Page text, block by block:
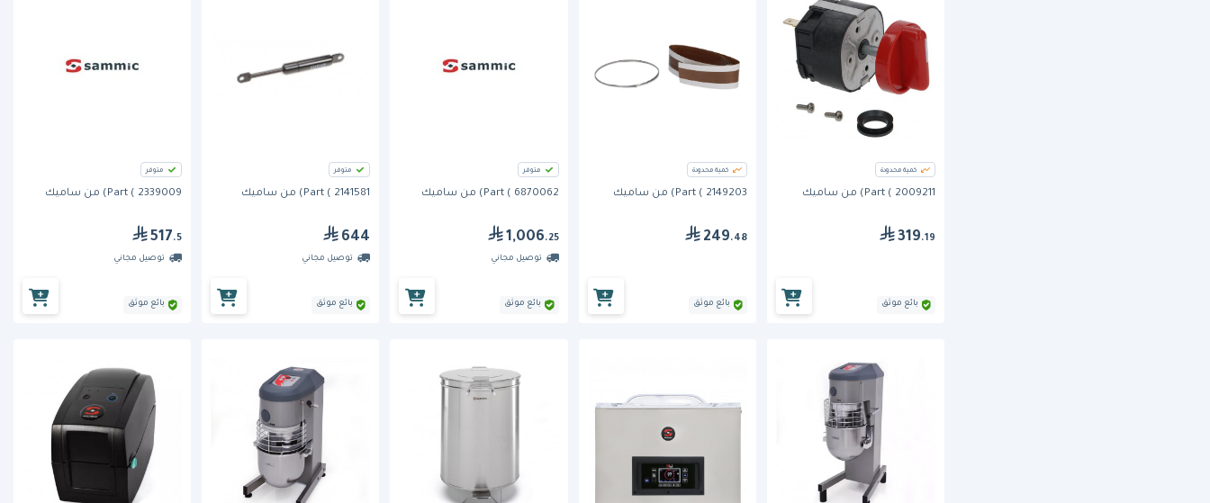
كمية محدودة
Part ( 2009211) من ساميك
319.19
بائع موثق
كمية محدودة
Part ( 2149203) من ساميك
249.48
بائع موثق
متوفر
Part ( 6870062) من ساميك
1,006.25
توصيل مجاني
بائع موثق
متوفر
Part ( 2141581) من ساميك
644
توصيل مجاني
بائع موثق
متوفر
Part ( 2339009) من ساميك
517.5
توصيل مجاني
بائع موثق